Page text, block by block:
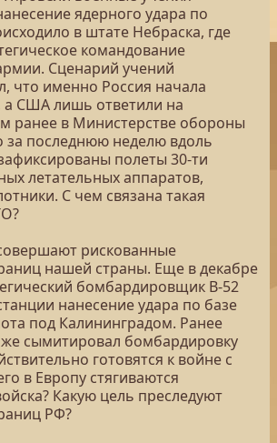
ядерного удара по
в штате Небраска, где
командование
Сценарий учений
что именно Россия начала
а США лишь ответили на
ранее в Министерстве обороны
за последнюю неделю вдоль
полеты 30-ти
летательных аппаратов,
С чем связана такая
рискованные
нашей страны. Еще в декабре
бомбардировщик B-52
нанесение удара по базе
под Калининградом. Ранее
же сымитировал бомбардировку
готовятся к войне с
в Европу стягиваются
Какую цель преследуют
РФ?